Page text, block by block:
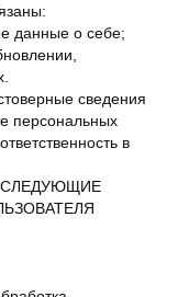
данные о себе;
сведения
персональных
в
СЛЕДУЮЩИЕ